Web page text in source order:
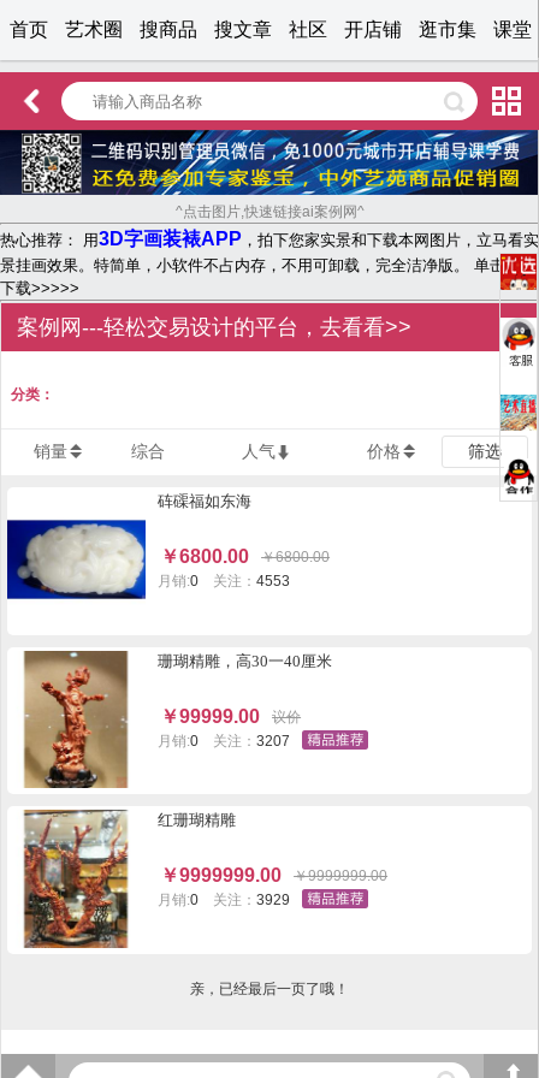
首页 艺术圈 搜商品 搜文章 社区 开店铺 逛市集 课堂
^点击图片,快速链接ai案例网^
热心推荐： 用3D字画装裱APP ，拍下您家实景和下载本网图片，立马看实
景挂画效果。特简单，小软件不占内存，不用可卸载，完全洁净版。 单击文字
下载>>>>>
案例网---轻松交易设计的平台，去看看>>
分类：
销量 综合 人气 价格 筛选
砗磲福如东海
￥6800.00 ￥6800.00
月销:0 关注：4553
珊瑚精雕，高30一40厘米
￥99999.00
议价
月销:0 关注：3207
红珊瑚精雕
￥9999999.00 ￥9999999.00
月销:0 关注：3929
亲，已经最后一页了哦！